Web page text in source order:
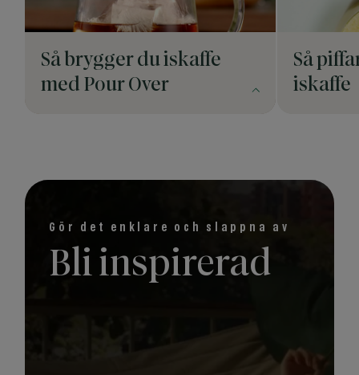
Så brygger du iskaffe
med Pour Over
Så
iskaffe
Gör det enklare och slappna av
Bli inspirerad